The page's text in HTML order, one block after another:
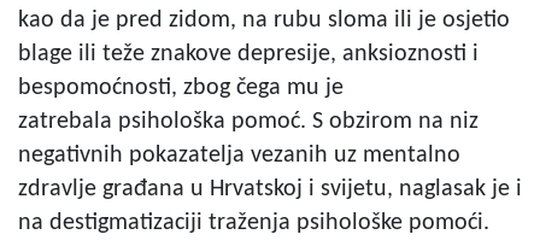
kao da je pred zidom, na rubu sloma ili je osjetio
blage ili teže znakove depresije, anksioznosti i
bespomoćnosti, zbog čega mu je
zatrebala psihološka pomoć. S obzirom na niz
negativnih pokazatelja vezanih uz mentalno
zdravlje građana u Hrvatskoj i svijetu, naglasak je i
na destigmatizaciji traženja psihološke pomoći.